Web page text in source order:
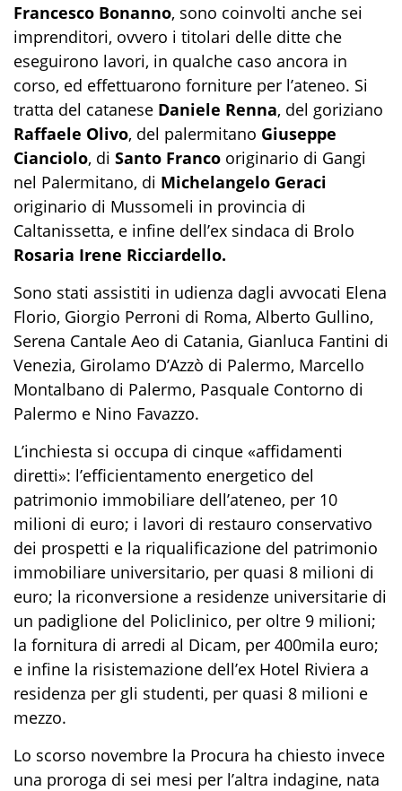
Francesco Bonanno, sono coinvolti anche sei
imprenditori, ovvero i titolari delle ditte che
eseguirono lavori, in qualche caso ancora in
corso, ed effettuarono forniture per l’ateneo. Si
tratta del catanese Daniele Renna, del goriziano
Raffaele Olivo, del palermitano Giuseppe
Cianciolo, di Santo Franco originario di Gangi
nel Palermitano, di Michelangelo Geraci
originario di Mussomeli in provincia di
Caltanissetta, e infine dell’ex sindaca di Brolo
Rosaria Irene Ricciardello.
Sono stati assistiti in udienza dagli avvocati Elena
Florio, Giorgio Perroni di Roma, Alberto Gullino,
Serena Cantale Aeo di Catania, Gianluca Fantini di
Venezia, Girolamo D’Azzò di Palermo, Marcello
Montalbano di Palermo, Pasquale Contorno di
Palermo e Nino Favazzo.
L’inchiesta si occupa di cinque «affidamenti
diretti»: l’efficientamento energetico del
patrimonio immobiliare dell’ateneo, per 10
milioni di euro; i lavori di restauro conservativo
dei prospetti e la riqualificazione del patrimonio
immobiliare universitario, per quasi 8 milioni di
euro; la riconversione a residenze universitarie di
un padiglione del Policlinico, per oltre 9 milioni;
la fornitura di arredi al Dicam, per 400mila euro;
e infine la risistemazione dell’ex Hotel Riviera a
residenza per gli studenti, per quasi 8 milioni e
mezzo.
Lo scorso novembre la Procura ha chiesto invece
una proroga di sei mesi per l’altra indagine, nata